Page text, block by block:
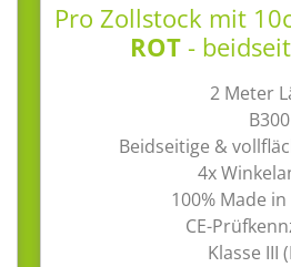
Pro Zollstock mit
ROT-
2 Meter
B300
Beidseitige &
4x
100% Made
CE-
Klasse III